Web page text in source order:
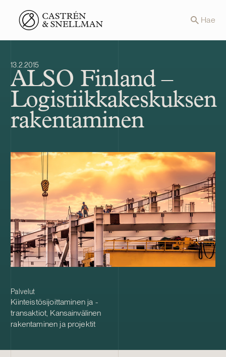
Front page Hae
13.2.2015
ALSO Finland –
Logistiikkakeskuksen
rakentaminen
Palvelut
Kiinteistösijoittaminen ja -
transaktiot, Kansainvälinen
rakentaminen ja projektit